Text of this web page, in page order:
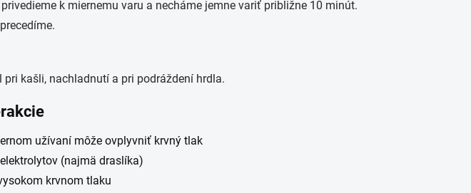
k miernemu varu a necháme jemne variť približne 10 minút.
kašli, nachladnutí a pri podráždení hrdla.
užívaní môže ovplyvniť krvný tlak
(najmä draslíka)
krvnom tlaku